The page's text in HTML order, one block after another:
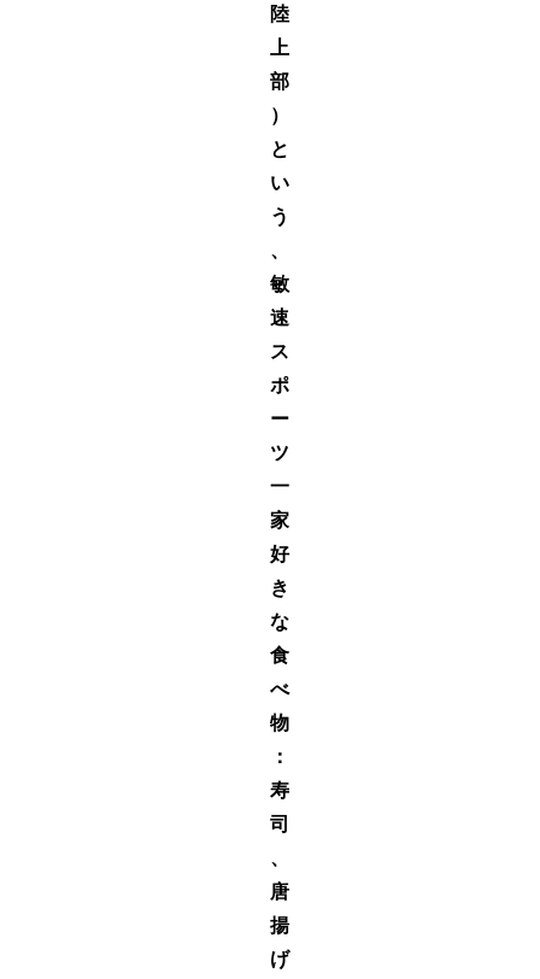
陸
上
部
）
と
い
う
、
敏
速
ス
ポ
ー
ツ
一
家
好
き
な
食
べ
物
：
寿
司
、
唐
揚
げ